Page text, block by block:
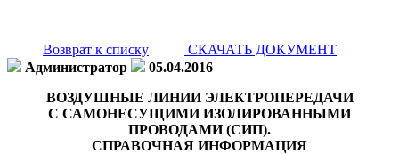
Возврат к списку
СКАЧАТЬ ДОКУМЕНТ
Администратор
05.04.2016
ВОЗДУШНЫЕ ЛИНИИ ЭЛЕКТРОПЕРЕДАЧИ
С САМОНЕСУЩИМИ ИЗОЛИРОВАННЫМИ
ПРОВОДАМИ (СИП).
СПРАВОЧНАЯ ИНФОРМАЦИЯ